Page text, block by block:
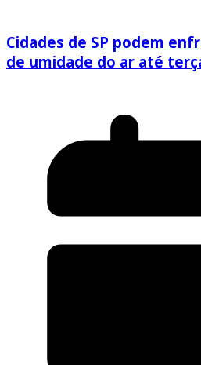
Cidades de SP podem
de umidade do ar até